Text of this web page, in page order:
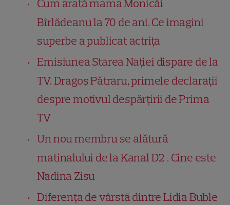
Cum arată mama Monicăi
Bîrlădeanu la 70 de ani. Ce imagini
superbe a publicat actrița
Emisiunea Starea Nației dispare de la
TV. Dragoș Pătraru, primele declarații
despre motivul despărțirii de Prima
TV
Un nou membru se alătură
matinalului de la Kanal D2 . Cine este
Nadina Zisu
Diferența de vârstă dintre Lidia Buble